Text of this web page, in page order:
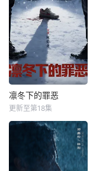
凛冬下的罪恶
更新至第18集